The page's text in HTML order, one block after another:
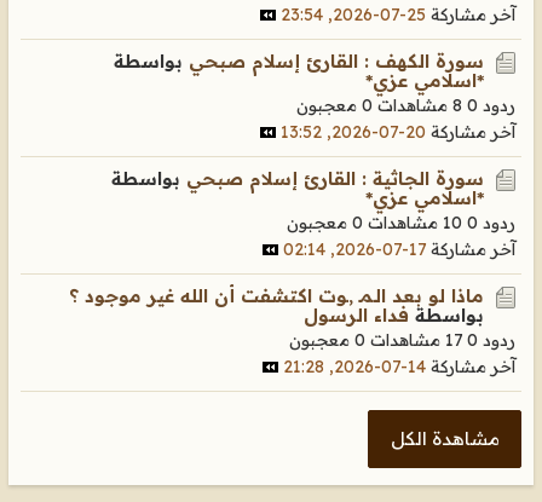
آخر مشاركة 25-07-2026, 23:54
سورة الكهف : القارئ إسلام صبحي بواسطة
*اسلامي عزي*
ردود 0 8 مشاهدات
0 معجبون
آخر مشاركة 20-07-2026, 13:52
سورة الجاثية : القارئ إسلام صبحي بواسطة
*اسلامي عزي*
ردود 0 10 مشاهدات
0 معجبون
آخر مشاركة 17-07-2026, 02:14
ماذا لو بعد الـمـ ,ـوت اكتشفت أن الله غير موجود ؟
بواسطة فداء الرسول
ردود 0 17 مشاهدات
0 معجبون
آخر مشاركة 14-07-2026, 21:28
مشاهدة الكل